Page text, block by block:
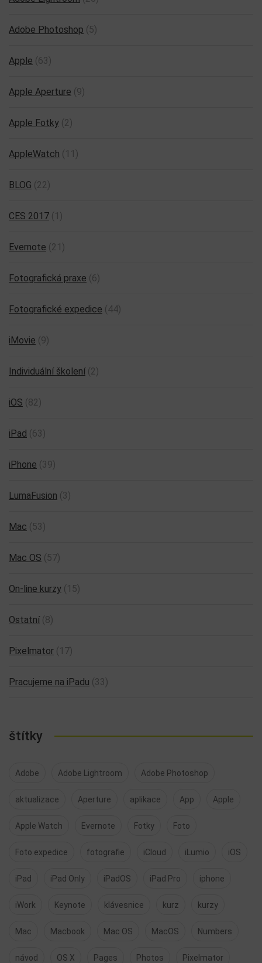
Adobe Photoshop (5)
Apple (63)
Apple Aperture (9)
Apple Fotky (2)
AppleWatch (11)
BLOG (22)
CES 2017 (1)
Evernote (21)
Fotografická praxe (6)
Fotografické expedice (44)
iMovie (9)
Individuální školení (2)
iOS (82)
iPad (63)
iPhone (39)
LumaFusion (3)
Mac (53)
Mac OS (57)
On-line kurzy (15)
Ostatní (8)
Pixelmator (17)
Pracujeme na iPadu (33)
štítky
Adobe Adobe Lightroom Adobe Photoshop
aktualizace Aperture aplikace App Apple
Apple Watch Evernote Fotky Foto
Foto expedice fotografie iCloud iLumio iOS
iPad iPad Only iPadOS iPad Pro iphone
iWork Keynote klávesnice kurz kurzy
Mac Macbook Mac OS MacOS Numbers
návod OS X Pages Photos Pixelmator